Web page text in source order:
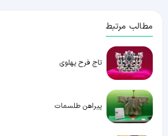
مطالب مرتبط
تاج فرح پهلوی
پیراهن طلسمات